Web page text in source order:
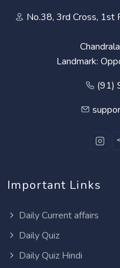
No.38, 3rd Cross, 1st
Landmark:
(91)
Important Links
Daily Current affairs
Daily Quiz
Daily Quiz Hindi